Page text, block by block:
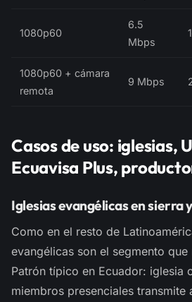
1080p60
6.5
Mbps
1080p60 + cámara
remota
9 Mbps
Casos de uso: iglesias,
Ecuavisa Plus,
Iglesias evangélicas en sierra
Como en el resto de
evangélicas son el segmento
Patrón típico en Ecuador: iglesia
miembros presenciales transmite